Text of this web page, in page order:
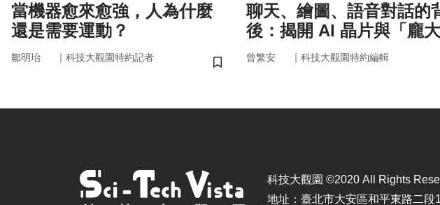
當機器愈來愈強，人為什麼
還是需要運動？
鄒明珆 ｜ 科技大觀園特約記者
儲存書籤
聊天、繪圖、語音對話的
後：揭開 AI 晶片與「龐
力」的真面目
曾繁安 ｜ 科技大觀園特約編輯
科技大觀園 ©2020 All Rights
地址：臺北市大安區和平東路二段